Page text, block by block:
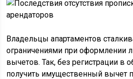
Владельцы апартаментов
ограничениями при оформлении
вычетов. Так, без регистрации в
получить имущественный вычет